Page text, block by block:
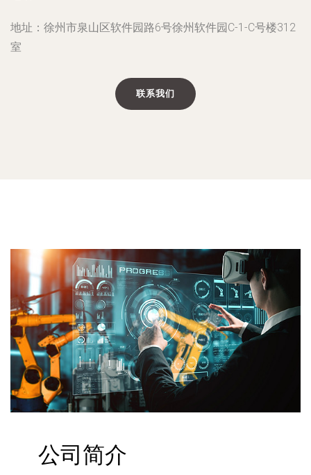
地址：徐州市泉山区软件园路6号徐州软件园C-1-C号楼312
室
联系我们
公司简介